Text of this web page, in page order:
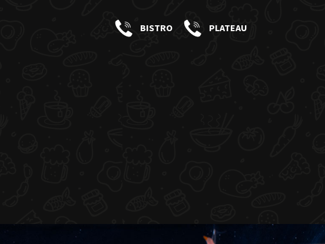
BISTRO PLATEAU